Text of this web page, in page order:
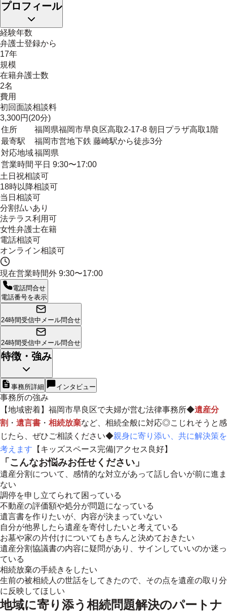
プロフィール
経験年数
弁護士登録から
17年
規模
在籍弁護士数
2名
費用
初回面談相談料
3,300円(20分)
住所
福岡県福岡市早良区高取2-17-8 朝日プラザ高取1階
最寄駅
福岡市営地下鉄 藤崎駅から徒歩3分
対応地域福岡県
営業時間 平日 9:30〜17:00
土日祝相談可
18時以降相談可
当日相談可
分割払いあり
法テラス利用可
女性弁護士在籍
電話相談可
オンライン相談可
現在営業時間外 9:30〜17:00
電話問合せ
電話番号を表示
24時間受信中 メール問合せ
24時間受信中 メール問合せ
特徴・強み
事務所詳細 インタビュー
事務所の強み
【地域密着】福岡市早良区で夫婦が営む法律事務所◆遺産分
割 ・ 遺言書 ・ 相続放棄など、相続全般に対応◎こじれそうと感
じたら、ぜひご相談ください◆親身に寄り添い、共に解決策を
考えます 【キッズスペース完備|アクセス良好】
「こんなお悩みお任せください」
遺産分割について、感情的な対立があって話し合いが前に進ま
ない
調停を申し立てられて困っている
不動産の評価額や処分が問題になっている
遺言書を作りたいが、内容が決まっていない
自分が他界したら遺産を寄付したいと考えている
お墓や家の片付けについてもきちんと決めておきたい
遺産分割協議書の内容に疑問があり、サインしていいのか迷っ
ている
相続放棄の手続きをしたい
生前の被相続人の世話をしてきたので、その点を遺産の取り分
に反映してほしい
地域に寄り添う相続問題解決のパートナ